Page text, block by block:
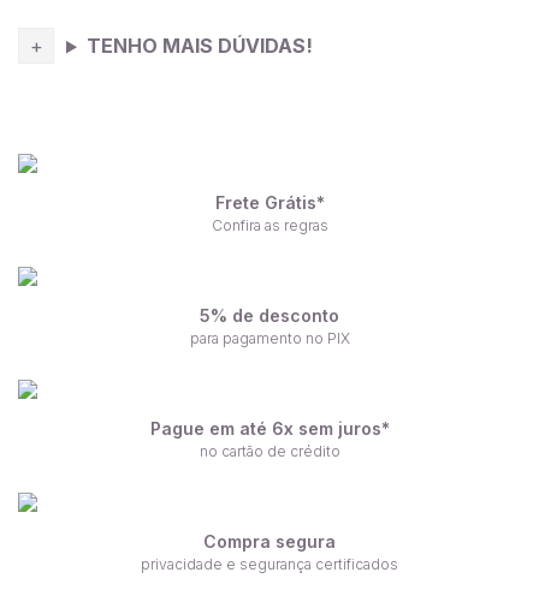
TENHO MAIS DÚVIDAS!
Frete Grátis*
Confira as regras
5% de desconto
para pagamento no PIX
Pague em até 6x sem juros*
no cartão de crédito
Compra segura
privacidade e segurança certificados